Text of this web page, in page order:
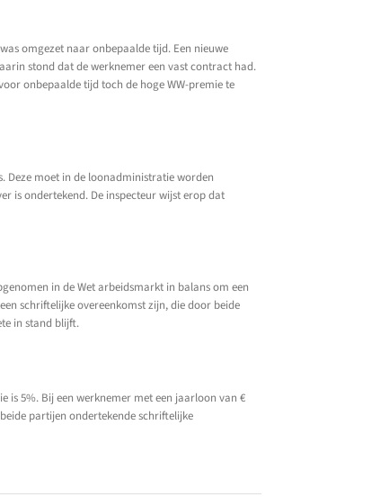
omgezet naar onbepaalde tijd. Een nieuwe
stond dat de werknemer een vast contract had.
onbepaalde tijd toch de hoge WW-premie te
Deze moet in de loonadministratie worden
is ondertekend. De inspecteur wijst erop dat
in de Wet arbeidsmarkt in balans om een
schriftelijke overeenkomst zijn, die door beide
in stand blijft.
is 5%. Bij een werknemer met een jaarloon van €
partijen ondertekende schriftelijke